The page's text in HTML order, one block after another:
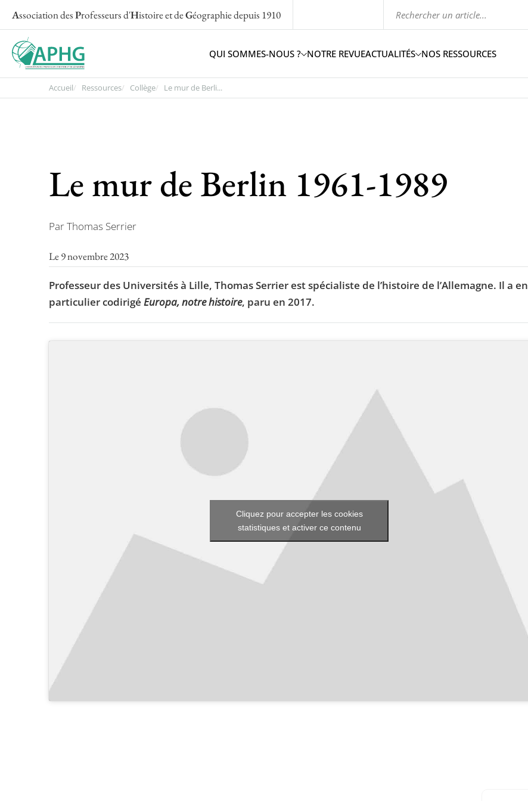
Association desProfesseurs d'Histoire et deGéographiedepuis 1910
QUI SOMMES-NOUS ? NOTRE REVUEACTUALITÉS NOS RESSOURCES
Accueil Ressources Collège Le mur de Berli...
Le mur de Berlin 1961-1989
Par Thomas Serrier
Le 9 novembre 2023
Professeur des Universités à Lille, Thomas Serrier est spécialiste de l’histoire de l’Allemagne. Il a en
particulier codirigé Europa, notre histoire, paru en 2017.
Cliquez pour accepter les cookies
statistiques et activer ce contenu